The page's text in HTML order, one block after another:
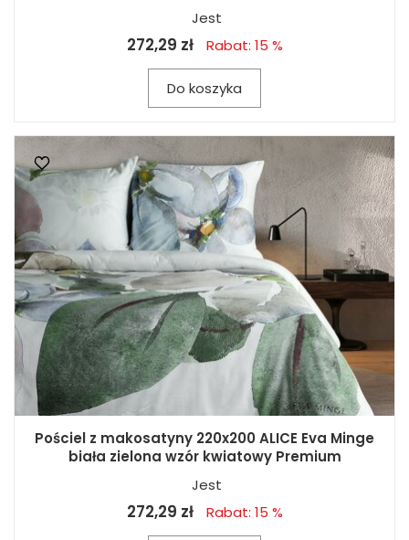
Jest
272,29 zł Rabat: 15 %
Do koszyka
Pościel z makosatyny 220x200 ALICE Eva Minge
biała zielona wzór kwiatowy Premium
Jest
272,29 zł Rabat: 15 %